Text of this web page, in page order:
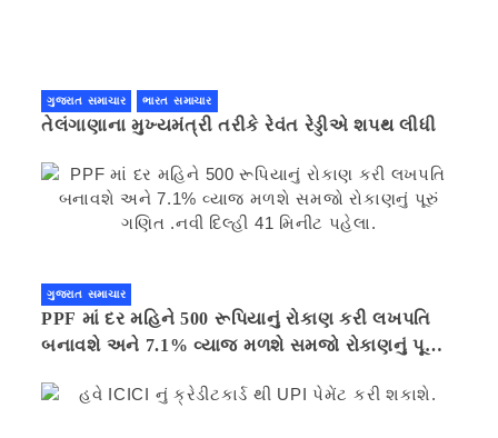
ગુજરાત સમાચાર ભારત સમાચાર
તેલંગાણાના મુખ્યમંત્રી તરીકે રેવંત રેડ્ડીએ શપથ લીધી
ગુજરાત સમાચાર
PPF માં દર મહિને 500 રૂપિયાનું રોકાણ કરી લખપતિ
બનાવશે અને 7.1% વ્યાજ મળશે સમજો રોકાણનું પૂરું